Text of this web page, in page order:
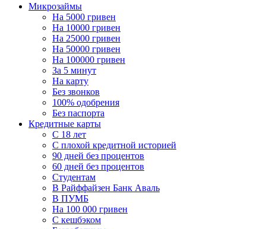
Микрозаймы
На 5000 гривен
На 10000 гривен
На 25000 гривен
На 50000 гривен
На 100000 гривен
За 5 минут
На карту
Без звонков
100% одобрения
Без паспорта
Кредитные карты
C 18 лет
С плохой кредитной историей
90 дней без процентов
60 дней без процентов
Студентам
В Райффайзен Банк Аваль
В ПУМБ
На 100 000 гривен
С кешбэком